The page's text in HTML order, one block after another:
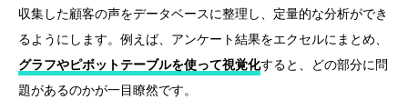
収集した顧客の声をデータベースに整理し、定量的な分析ができ
るようにします。例えば、アンケート結果をエクセルにまとめ、
グラフやピボットテーブルを使って視覚化すると、どの部分に問
題があるのかが一目瞭然です。